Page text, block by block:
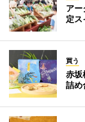
ア
定ス
買う
赤
詰め